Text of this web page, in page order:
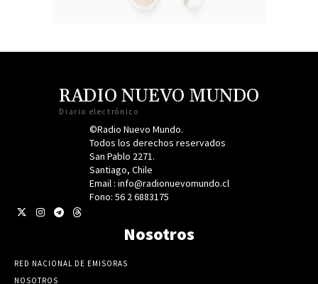
RADIO NUEVO MUNDO
Diario electrónico
©Radio Nuevo Mundo.
Todos los derechos reservados
San Pablo 2271.
Santiago, Chile
Email : info@radionuevomundo.cl
Fono: 56 2 6883175
Nosotros
RED NACIONAL DE EMISORAS
NOSOTROS